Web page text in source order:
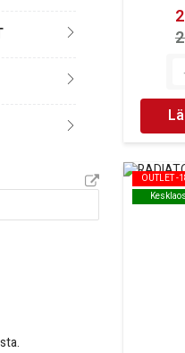
OUTLET -
Kesklaos
OUTLET -
Kesklaos